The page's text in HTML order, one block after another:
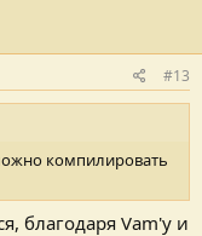
#13
компилировать
благодаря Vam'у и